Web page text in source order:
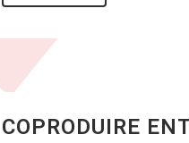
COPRODUIRE